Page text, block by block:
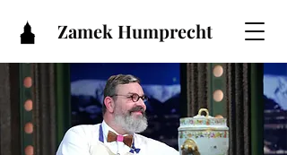
Zamek Humprecht